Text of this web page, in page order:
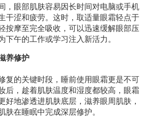
，眼部肌肤容易因长时间对电脑或手机
干涩和疲劳。这时，取适量眼霜轻点于
按摩至完全吸收，可以迅速缓解眼部压
下午的工作或学习注入新活力。
养修护
复的关键时段，睡前使用眼霜更是不可
后，趁着肌肤温度和湿度都较高，眼霜
好地渗透进肌肤底层，滋养眼周肌肤，
肤在睡眠中完成深层修护。